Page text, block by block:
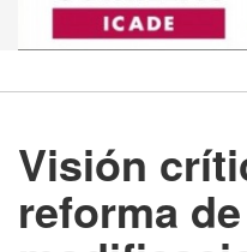
Visión
reforma